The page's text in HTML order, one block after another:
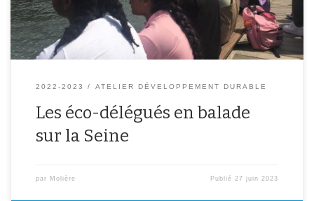
2022-2023 ATELIER DÉVELOPPEMENT DURABLE
Les éco-délégués en balade
sur la Seine
par Molière Publié27 juin 2023